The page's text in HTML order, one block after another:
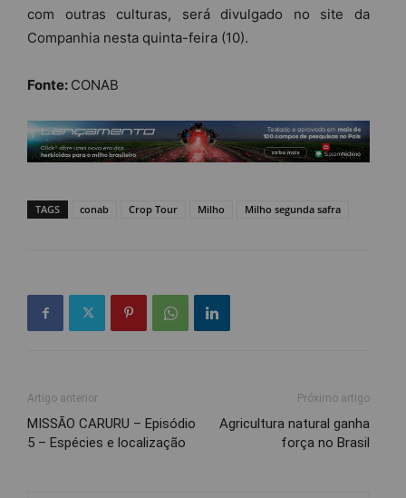
com outras culturas, será divulgado no site da
Companhia nesta quinta-feira (10).
Fonte: CONAB
TAGS conab Crop Tour Milho Milho segunda safra
Artigo anterior
MISSÃO CARURU – Episódio
5 – Espécies e localização
Próximo artigo
Agricultura natural ganha
força no Brasil